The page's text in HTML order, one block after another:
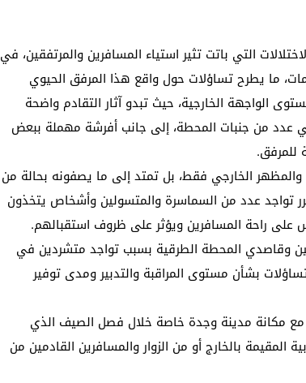
جامعة الدول العربية في مكافحة الإسلاموفوبيا
الاجتماعي العالمي في كوتونو ببصمة مغربية
فنية سامقة
التي باتت تثير استياء المسافرين والمرتفقين، في
ما يطرح تساؤلات حول واقع هذا المرفق الحيوي
الواجهة الخارجية، حيث تبدو آثار التقادم واضحة
في عدد من جنبات المحطة، إلى جانب أفرشة مهملة ببعض
للمرفق.
الخارجي فقط، بل تمتد إلى ما يصفونه بحالة من
تواجد عدد من السماسرة والمتسولين وأشخاص يتخذون
على راحة المسافرين ويؤثر على ظروف استقبالهم.
وقاصدي المحطة الطرقية بسبب تواجد متشردين في
بشأن مستوى المراقبة والتدبير ومدى توفير
مع مكانة مدينة وجدة خاصة خلال فصل الصيف الذي
المقيمة بالخارج أو من الزوار والمسافرين القادمين من